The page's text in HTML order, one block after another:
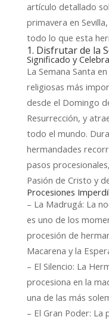
artículo detallado
primavera en
todo lo que esta
1. Disfrutar de la
Significado y
La Semana Santa
religiosas más
desde el Domingo
Resurrección, y
todo el mundo.
hermandades
pasos
Pasión de Cristo y
Procesiones
– La Madrugá: La
es uno de los
procesión de
Macarena y la
– El Silencio: La
procesiona en la
una de las más
– El Gran Poder: La